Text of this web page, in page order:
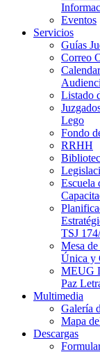
Eventos
Servicios
Guías
Correo
Listado
Lego
Fondo
RRHH
Escuela
TSJ
Mesa
Única y
MEUG
Paz
Multimedia
Galería
Mapa
Descargas